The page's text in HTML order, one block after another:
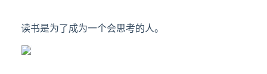
读书是为了成为一个会思考的人。